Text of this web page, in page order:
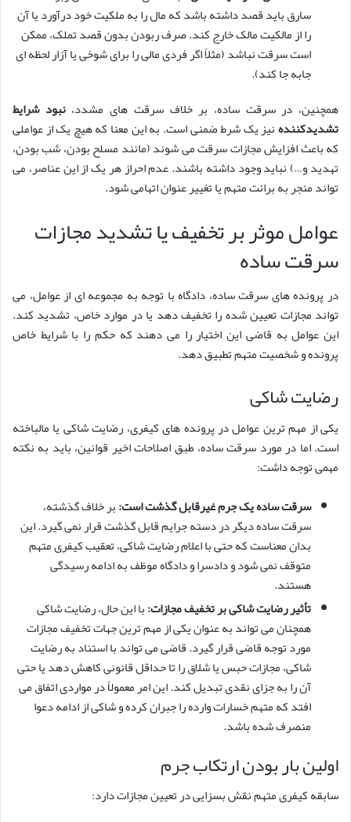
سارق باید قصد داشته باشد که مال را به ملکیت خود درآورد یا آن
را از مالکیت مالک خارج کند. صرف ربودن بدون قصد تملک، ممکن
است سرقت نباشد (مثلاً اگر فردی مالی را برای شوخی یا آزار لحظه ای
جابه جا کند).
همچنین، در سرقت ساده، بر خلاف سرقت های مشدد،نبود شرایط
تشدیدکنندهنیز یک شرط ضمنی است. به این معنا که هیچ یک از عواملی
که باعث افزایش مجازات سرقت می شوند (مانند مسلح بودن، شب بودن،
تهدید و…) نباید وجود داشته باشند. عدم احراز هر یک از این عناصر، می
تواند منجر به برائت متهم یا تغییر عنوان اتهامی شود.
عوامل موثر بر تخفیف یا تشدید مجازات
سرقت ساده
در پرونده های سرقت ساده، دادگاه با توجه به مجموعه ای از عوامل، می
تواند مجازات تعیین شده را تخفیف دهد یا در موارد خاص، تشدید کند.
این عوامل به قاضی این اختیار را می دهند که حکم را با شرایط خاص
پرونده و شخصیت متهم تطبیق دهد.
رضایت شاکی
یکی از مهم ترین عوامل در پرونده های کیفری، رضایت شاکی یا مالباخته
است. اما در مورد سرقت ساده، طبق اصلاحات اخیر قوانین، باید به نکته
مهمی توجه داشت:
سرقت ساده یک جرم غیرقابل گذشت است:بر خلاف گذشته،
سرقت ساده دیگر در دسته جرایم قابل گذشت قرار نمی گیرد. این
بدان معناست که حتی با اعلام رضایت شاکی، تعقیب کیفری متهم
متوقف نمی شود و دادسرا و دادگاه موظف به ادامه رسیدگی
هستند.
تأثیر رضایت شاکی بر تخفیف مجازات:با این حال، رضایت شاکی
همچنان می تواند به عنوان یکی از مهم ترین جهات تخفیف مجازات
مورد توجه قاضی قرار گیرد. قاضی می تواند با استناد به رضایت
شاکی، مجازات حبس یا شلاق را تا حداقل قانونی کاهش دهد یا حتی
آن را به جزای نقدی تبدیل کند. این امر معمولاً در مواردی اتفاق می
افتد که متهم خسارات وارده را جبران کرده و شاکی از ادامه دعوا
منصرف شده باشد.
اولین بار بودن ارتکاب جرم
سابقه کیفری متهم نقش بسزایی در تعیین مجازات دارد: